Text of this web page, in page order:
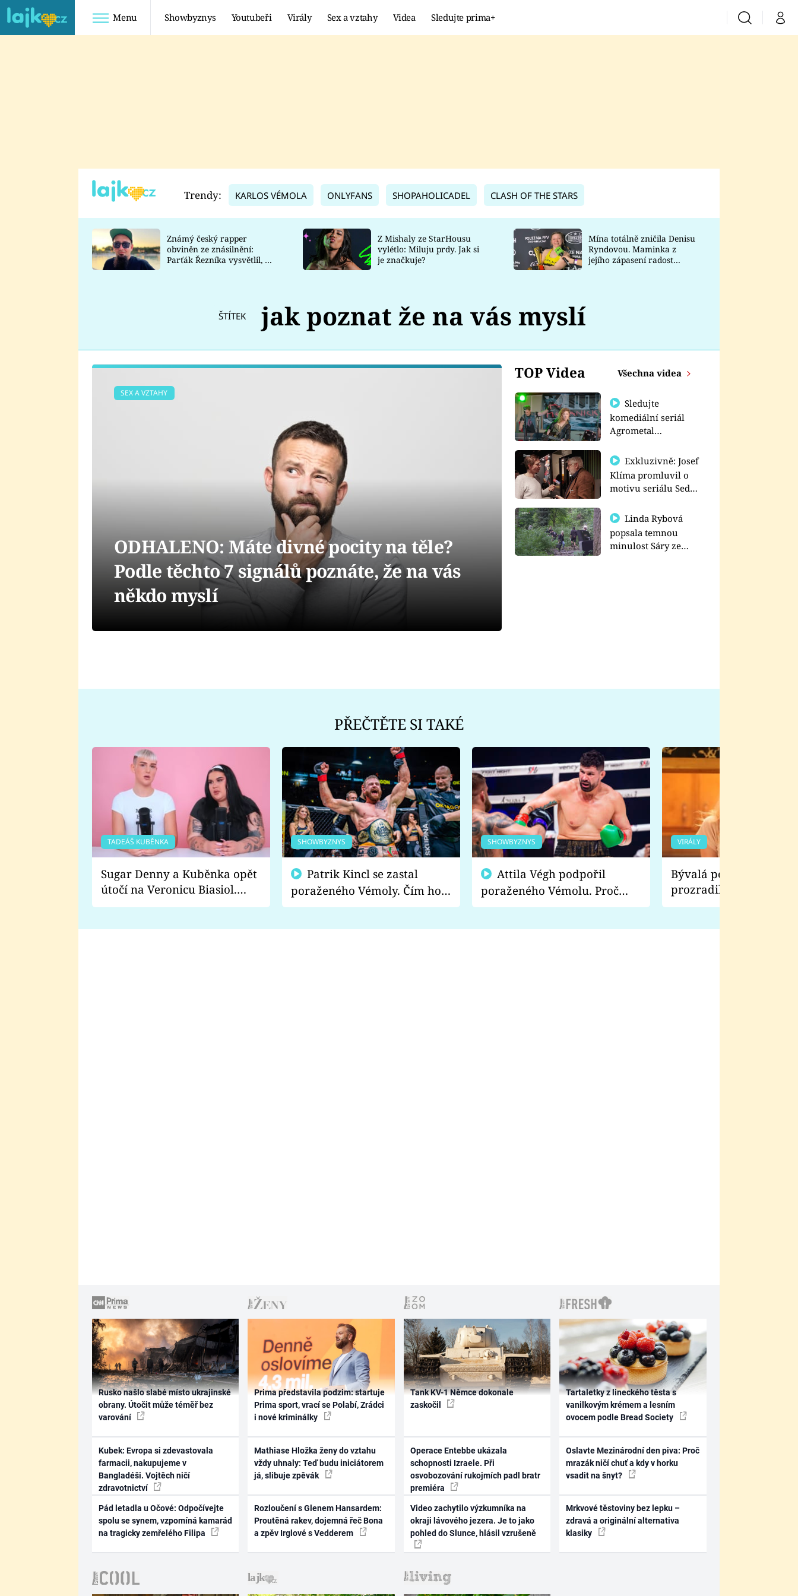
Menu Showbyznys Youtubeři Virály Sex a vztahy Videa Sledujte prima+ VyhledáváníMůj
TADEÁŠ KUBĚNKA
DATEL
Prima Lajk
Sledujte nás
Trendy: KARLOS VÉMOLA ONLYFANS SHOPAHOLICADEL CLASH OF THE STARS
Známý český rapper
obviněn ze znásilnění:
Parťák Řezníka vysvětlil, co
Z Mishaly ze StarHousu
vylétlo: Miluju prdy. Jak si
je značkuje?
Mína totálně zničila Denisu
Ryndovou. Maminka z
jejího zápasení radost
ŠTÍTEK jak poznat že na vás myslí
TOP Videa Všechna videa
Sledujte
komediální seriál
Agrometal
prima+
Exkluzivně: Josef
Klíma promluvil o
motivu seriálu Sedm
Linda Rybová
popsala temnou
minulost Sáry ze
SEX A VZTAHY
ODHALENO: Máte divné pocity na těle?
Podle těchto 7 signálů poznáte, že na vás
někdo myslí
PŘEČTĚTE SI TAKÉ
TADEÁŠ KUBĚNKA
Sugar Denny a Kuběnka opět
útočí na Veronicu Biasiol.
Proč je podle nich falešná a
SHOWBYZNYS
poraženého Vémoly. Čím ho
fanoušci naštvali?
SHOWBYZNYS
poraženého Vémolu. Proč
chce raději zápasit s ním než
VIRÁLY
Bývalá pornoherečka
prozradila, co ji
natáčení Euforie.
Rusko našlo slabé místo ukrajinské
obrany. Útočit může téměř bez
varování
Kubek: Evropa si zdevastovala
farmacii, nakupujeme v
Bangladéši. Vojtěch ničí
zdravotnictví
Pád letadla u Očové: Odpočívejte
spolu se synem, vzpomíná kamarád
na tragicky zemřelého Filipa
Prima představila podzim: startuje
Prima sport, vrací se Polabí, Zrádci
i nové kriminálky
Mathiase Hložka ženy do vztahu
vždy uhnaly: Teď budu iniciátorem
já, slibuje zpěvák
Rozloučení s Glenem Hansardem:
Proutěná rakev, dojemná řeč Bona
a zpěv Irglové s Vedderem
Tank KV-1 Němce dokonale
zaskočil
Operace Entebbe ukázala
schopnosti Izraele. Při
osvobozování rukojmích padl bratr
premiéra
Video zachytilo výzkumníka na
okraji lávového jezera. Je to jako
pohled do Slunce, hlásil vzrušeně
Tartaletky z lineckého těsta s
vanilkovým krémem a lesním
ovocem podle Bread Society
Oslavte Mezinárodní den piva: Proč
mrazák ničí chuť a kdy v horku
vsadit na šnyt?
Mrkvové těstoviny bez lepku –
zdravá a originální alternativa
klasiky